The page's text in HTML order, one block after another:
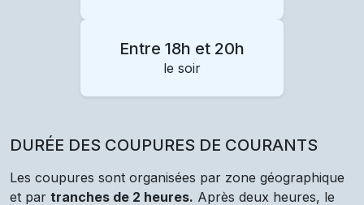
Entre 18h et 20h
le soir
DURÉE DES COUPURES DE COURANTS
Les coupures sont organisées par zone géographique
et par tranches de 2 heures. Après deux heures, le